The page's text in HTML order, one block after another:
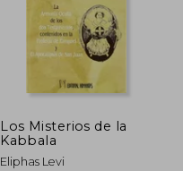
Rápido
Los Misterios de la
Kabbala
Eliphas Levi